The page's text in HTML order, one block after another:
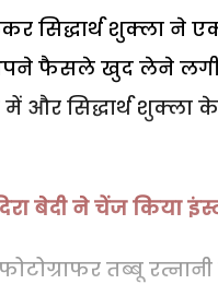
सिद्धार्थ शुक्ला ने
फैसले खुद लेने
सिद्धार्थ शुक्ला
बेदी ने चेंज किया
तब्बू